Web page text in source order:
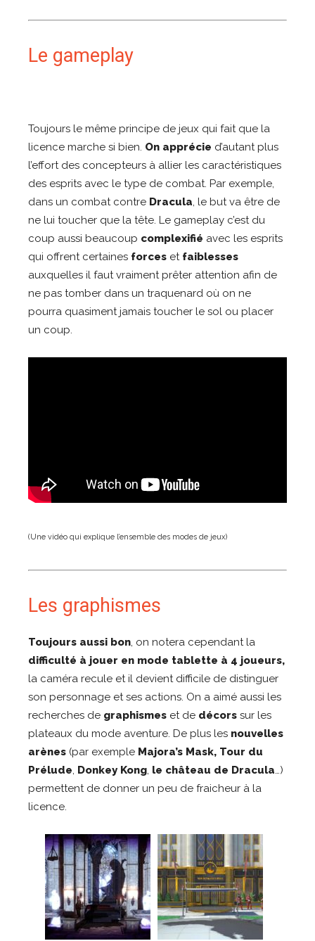
Le gameplay
Toujours le même principe de jeux qui fait que la
licence marche si bien. On apprécie d’autant plus
l’effort des concepteurs à allier les caractéristiques
des esprits avec le type de combat. Par exemple,
dans un combat contre Dracula , le but va être de
ne lui toucher que la tête. Le gameplay c’est du
coup aussi beaucoup complexifié avec les esprits
qui offrent certaines forces et faiblesses
auxquelles il faut vraiment prêter attention afin de
ne pas tomber dans un traquenard où on ne
pourra quasiment jamais toucher le sol ou placer
un coup.
(Une vidéo qui explique l’ensemble des modes de jeux)
Les graphismes
Toujours aussi bon , on notera cependant la
difficulté à jouer en mode tablette à 4 joueurs,
la caméra recule et il devient difficile de distinguer
son personnage et ses actions. On a aimé aussi les
recherches de graphismes et de décors sur les
plateaux du mode aventure. De plus les nouvelles
arènes (par exemple Majora’s Mask, Tour du
Prélude Donkey Kong le château de Dracula …)
permettent de donner un peu de fraicheur à la
licence.